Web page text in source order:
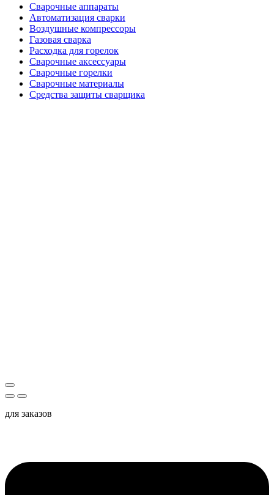
Сварочные аппараты
Автоматизация сварки
Воздушные компрессоры
Газовая сварка
Расходка для горелок
Сварочные аксессуары
Сварочные горелки
Сварочные материалы
Средства защиты сварщика
для заказов